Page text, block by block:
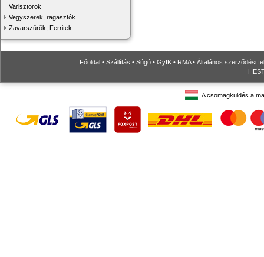
Varisztorok
Vegyszerek, ragasztók
Zavarszűrők, Ferritek
Főoldal • Szállítás • Súgó • GyIK • RMA• Általános szerződési
A csomagküldés a